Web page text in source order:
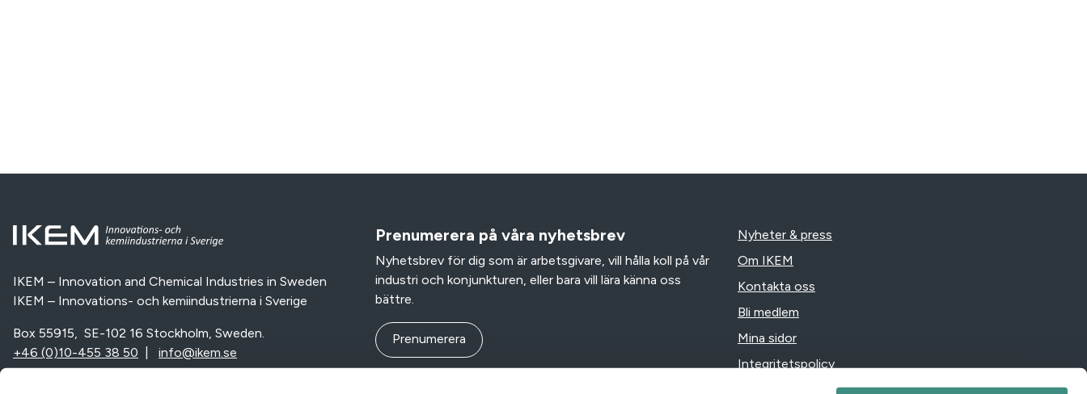
IKEM – Innovation and Chemical Industries in Sweden
IKEM – Innovations- och kemiindustrierna i Sverige
Box 55915, SE-102 16 Stockholm, Sweden.
+46 (0)10-455 38 50
info@ikem.se
Prenumerera på våra nyhetsbrev
Nyhetsbrev för dig som är arbetsgivare, vill hålla koll på vår
industri och konjunkturen, eller bara vill lära känna oss
bättre.
Prenumerera
Nyheter & press
Om IKEM
Kontakta oss
Bli medlem
Mina sidor
Integritetspolicy